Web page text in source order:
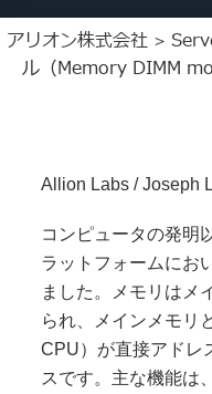
アリオン株式会社 >
ル（Memory DIMM
Allion Labs / Joseph
コンピュータの発明
ラットフォームにお
ました。メモリはメ
られ、メインメモリ
CPU）が直接アドレ
スです。主な機能は